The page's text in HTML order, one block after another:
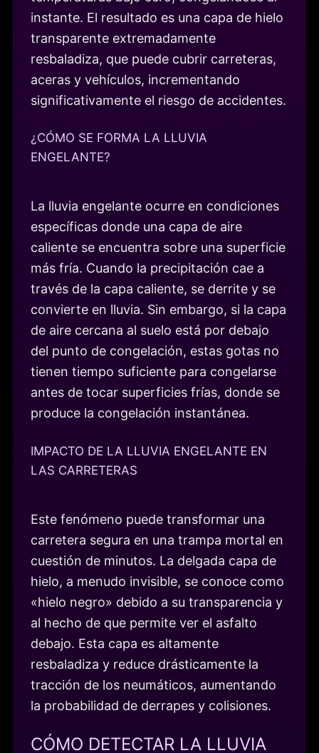
instante. El resultado es una capa de hielo
transparente extremadamente
resbaladiza, que puede cubrir carreteras,
aceras y vehículos, incrementando
significativamente el riesgo de accidentes.
¿CÓMO SE FORMA LA LLUVIA
ENGELANTE?
La lluvia engelante ocurre en condiciones
específicas donde una capa de aire
caliente se encuentra sobre una superficie
más fría. Cuando la precipitación cae a
través de la capa caliente, se derrite y se
convierte en lluvia. Sin embargo, si la capa
de aire cercana al suelo está por debajo
del punto de congelación, estas gotas no
tienen tiempo suficiente para congelarse
antes de tocar superficies frías, donde se
produce la congelación instantánea.
IMPACTO DE LA LLUVIA ENGELANTE EN
LAS CARRETERAS
Este fenómeno puede transformar una
carretera segura en una trampa mortal en
cuestión de minutos. La delgada capa de
hielo, a menudo invisible, se conoce como
«hielo negro» debido a su transparencia y
al hecho de que permite ver el asfalto
debajo. Esta capa es altamente
resbaladiza y reduce drásticamente la
tracción de los neumáticos, aumentando
la probabilidad de derrapes y colisiones.
CÓMO DETECTAR LA LLUVIA